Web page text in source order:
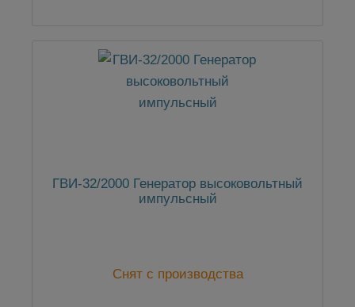
ГВИ-32/2000 Генератор высоковольтный
импульсный
Снят с производства